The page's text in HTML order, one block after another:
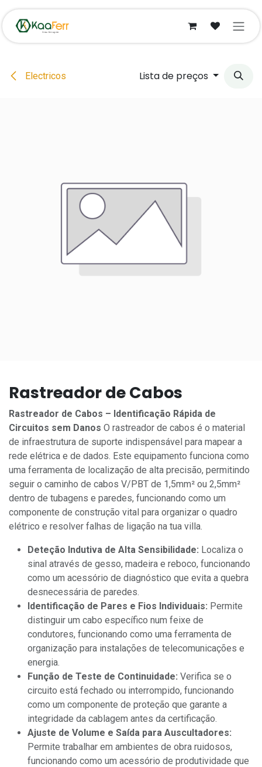
Pular para o conteúdo
Electricos Lista de preços
Rastreador de Cabos
Rastreador de Cabos – Identificação Rápida de
Circuitos sem Danos O rastreador de cabos é o material
de infraestrutura de suporte indispensável para mapear a
rede elétrica e de dados. Este equipamento funciona como
uma ferramenta de localização de alta precisão, permitindo
seguir o caminho de cabos V/PBT de 1,5mm² ou 2,5mm²
dentro de tubagens e paredes, funcionando como um
componente de construção vital para organizar o quadro
elétrico e resolver falhas de ligação na tua villa.
Deteção Indutiva de Alta Sensibilidade: Localiza o
sinal através de gesso, madeira e reboco, funcionando
como um acessório de diagnóstico que evita a quebra
desnecessária de paredes.
Identificação de Pares e Fios Individuais: Permite
distinguir um cabo específico num feixe de
condutores, funcionando como uma ferramenta de
organização para instalações de telecomunicações e
energia.
Função de Teste de Continuidade: Verifica se o
circuito está fechado ou interrompido, funcionando
como um componente de proteção que garante a
integridade da cablagem antes da certificação.
Ajuste de Volume e Saída para Auscultadores:
Permite trabalhar em ambientes de obra ruidosos,
funcionando como um acessório de produtividade que